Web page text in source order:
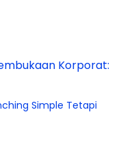
Korporat:
Simple Tetapi